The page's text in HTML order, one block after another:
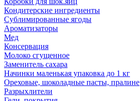
Кондитерские ингредиенты
Сублимированные ягоды
Ароматизаторы
Мед
Консервация
Молоко сгущенное
Заменитель сахара
Начинки маленькая упаковка до 1 кг
Ореховые, шоколадные пасты, пралине
Разрыхлители